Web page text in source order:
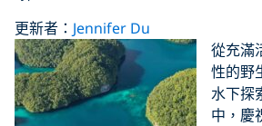
更新者： Jennifer Du
從充滿
性的野
水下探
中，慶